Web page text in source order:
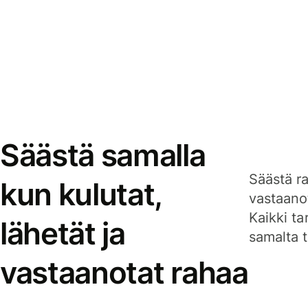
Säästä samalla
kun kulutat,
lähetät ja
vastaanotat rahaa
Säästä
Kaikki
samalta